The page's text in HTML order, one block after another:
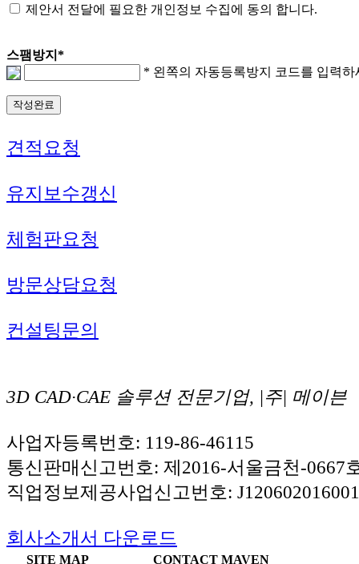
제안서 전달에 필요한 개인정보 수집에 동의 합니다.
스팸방지 *
* 왼쪽의 자동등록방지 코드를 입력하
견적요청
유지보수갱신
체험판요청
방문상담요청
컨설팅문의
3D CAD·CAE 솔루션 전문기업, |주| 메이븐
사업자등록번호: 119-86-46115
통신판매신고번호: 제2016-서울금천-0667
직업정보제공사업신고번호:
회사소개서 다운로드
SITE MAP
CONTACT MAVEN